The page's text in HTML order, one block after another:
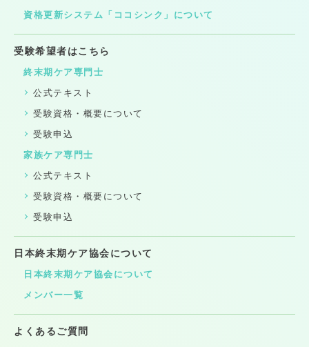
資格更新システム「ココシンク」について
受験希望者はこちら
終末期ケア専門士
公式テキスト
受験資格・概要について
受験申込
家族ケア専門士
公式テキスト
受験資格・概要について
受験申込
日本終末期ケア協会について
日本終末期ケア協会について
メンバー一覧
よくあるご質問